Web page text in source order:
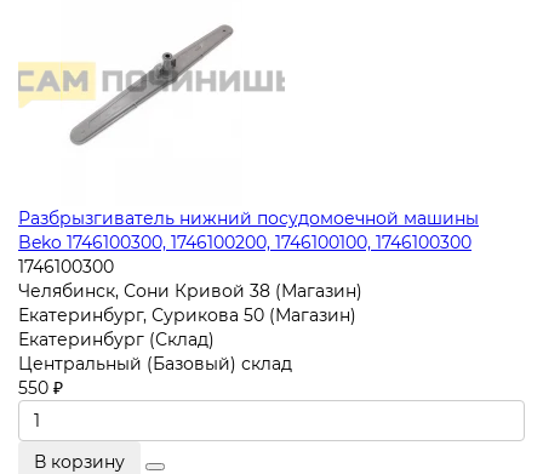
Разбрызгиватель нижний посудомоечной машины
Beko 1746100300, 1746100200, 1746100100, 1746100300
1746100300
Челябинск, Сони Кривой 38 (Магазин)
Екатеринбург, Сурикова 50 (Магазин)
Екатеринбург (Склад)
Центральный (Базовый) склад
550 ₽
В корзину